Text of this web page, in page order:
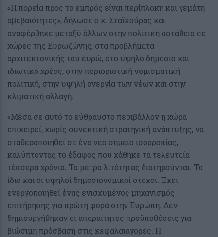
«Η πορεία προς τα εμπρός είναι περίπλοκη και γεμάτη
αβεβαιότητες», δήλωσε ο κ. Σταϊκούρας και
αναφέρθηκε μεταξύ άλλων στην πολιτική αστάθεια σε
χώρες της Ευρωζώνης, στα προβλήματα
αρχιτεκτονικής του ευρώ, στο υψηλό δημόσιο και
ιδιωτικό χρέος, στην περιοριστική νομισματική
πολιτική, στην υψηλή ανεργία των νέων και στην
κλιματική αλλαγή.
«Μέσα σε αυτό το εύθραυστο περιβάλλον η χώρα
επιχειρεί, χωρίς συνεκτική στρατηγική ανάπτυξης, να
σταθεροποιηθεί σε ένα νέο σημείο ισορροπίας,
καλύπτοντας το έδαφος που χάθηκε τα τελευταία
τέσσερα χρόνια. Τα μέτρα λιτότητας διατηρούνται. Το
ίδιο και οι υψηλοί δημοσιονομικοί στόχοι. Έχει
ενεργοποιηθεί ένας ενισχυμένος μηχανισμός
επιτήρησης για πρώτη φορά στην Ευρώπη. Δεν
δημιουργήθηκαν οι απαραίτητες προϋποθέσεις για
βιώσιμη πρόσβαση στις κεφαλαιαγορές. Η